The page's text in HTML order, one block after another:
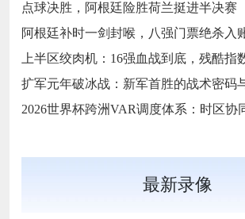
点球决胜，阿根廷险胜荷兰挺进半决赛
阿根廷补时一剑封喉，八强门票绝杀入
上半区绞肉机：16强血战到底，残酷指
扩军元年破冰战：新军首胜的战术密码
最新录像